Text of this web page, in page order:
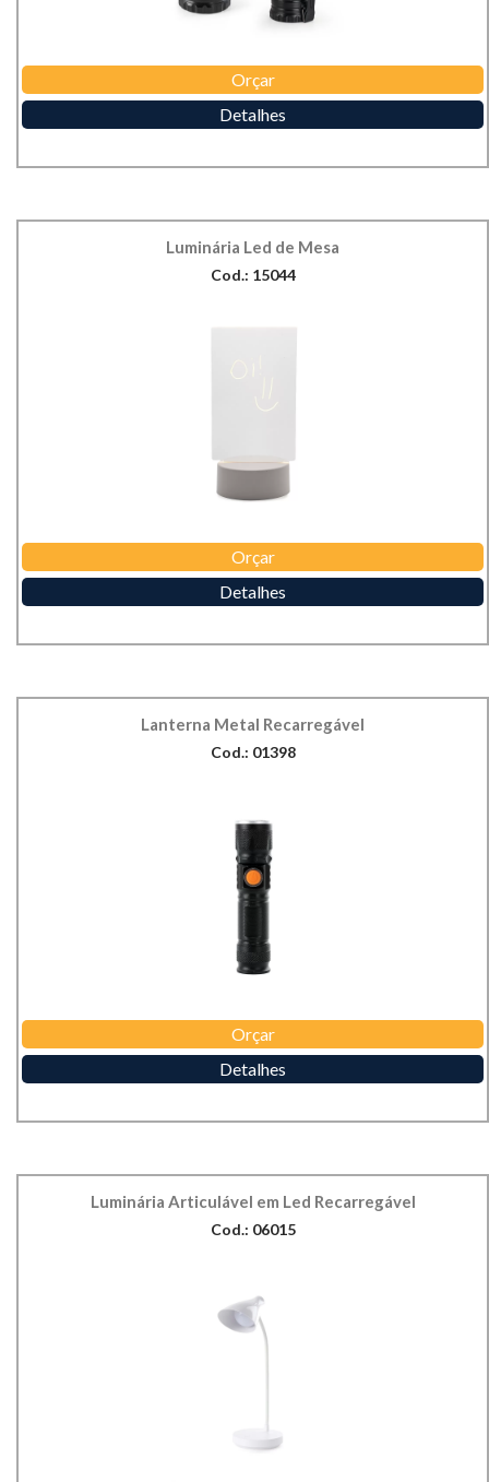
Orçar
Detalhes
Luminária Led de Mesa
Cod.: 15044
Orçar
Detalhes
Lanterna Metal Recarregável
Cod.: 01398
Orçar
Detalhes
Luminária Articulável em Led Recarregável
Cod.: 06015